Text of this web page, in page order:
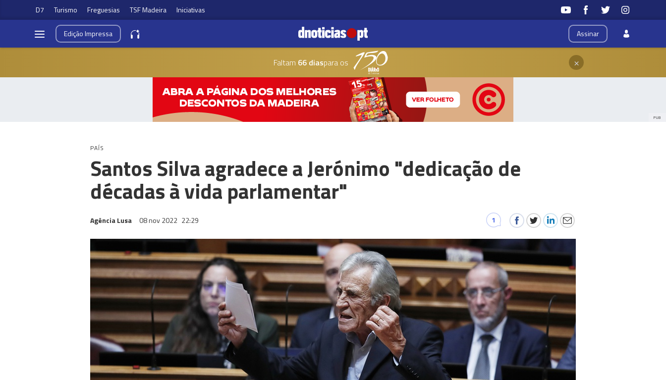
D7 Turismo Freguesias TSF Madeira Iniciativas
Assinar
EdiçãoImpressa
Faltam 66 diaspara os ×
PUB
PAÍS
Santos Silva agradece a Jerónimo "dedicação de
décadas à vida parlamentar"
Agência Lusa 08 nov 2022 22:29 1